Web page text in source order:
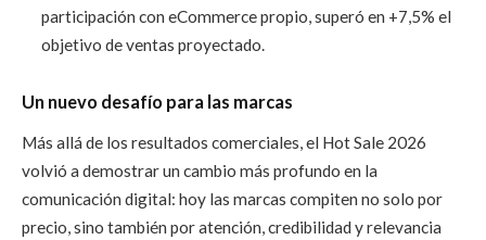
participación con eCommerce propio, superó en +7,5% el
objetivo de ventas proyectado.
Un nuevo desafío para las marcas
Más allá de los resultados comerciales, el Hot Sale 2026
volvió a demostrar un cambio más profundo en la
comunicación digital: hoy las marcas compiten no solo por
precio, sino también por atención, credibilidad y relevancia